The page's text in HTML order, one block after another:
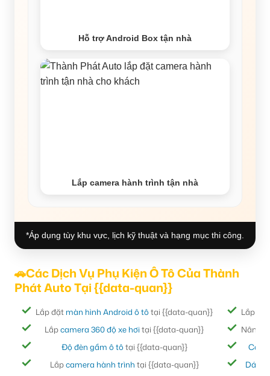
Hỗ trợ Android Box tận nhà
Lắp camera hành trình tận nhà
*Áp dụng tùy khu vực, lịch kỹ thuật và hạng mục thi công.
🚗Các Dịch Vụ Phụ Kiện Ô Tô Của Thành
Phát Auto Tại {{data-quan}}
Lắp đặt màn hình Android ô tôtại {{data-quan}}
Lắpcamera 360 độ xe hơi tại {{data-quan}}
Độ đèn gầm ô tôtại {{data-quan}}
Lắpcamera hành trình tại {{data-quan}}
Lắp
Nâng
Dán